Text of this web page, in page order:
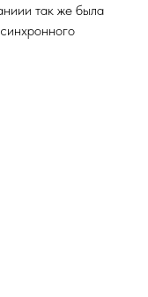
так же была